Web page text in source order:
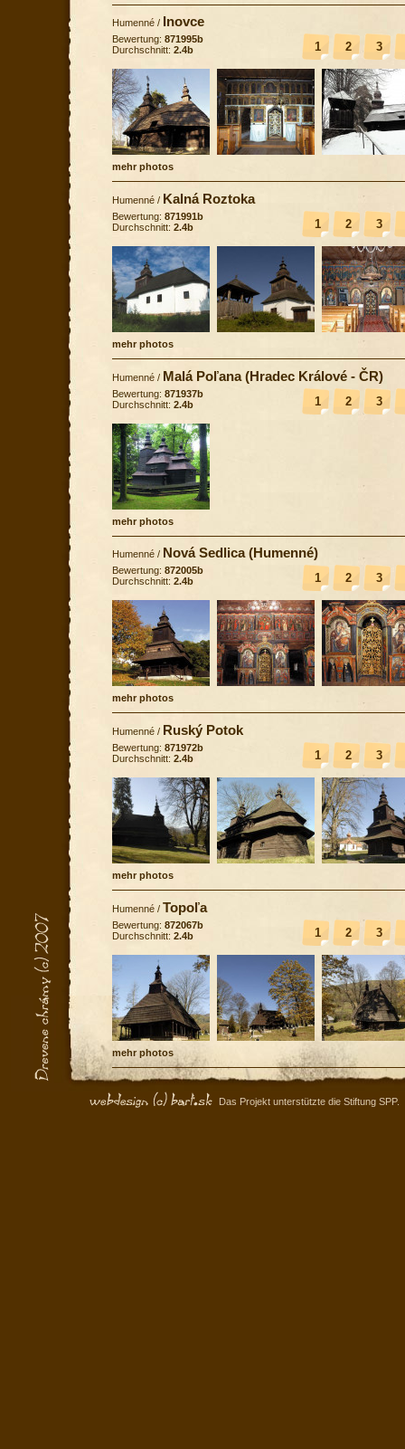
Humenné / Inovce
1 2 3
Bewertung: 871995b
Durchschnitt: 2.4b
mehr photos
Humenné / Kalná Roztoka
1 2 3
Bewertung: 871991b
Durchschnitt: 2.4b
mehr photos
Humenné / Malá Poľana (Hradec Králové - ČR)
1 2 3
Bewertung: 871937b
Durchschnitt: 2.4b
mehr photos
Humenné / Nová Sedlica (Humenné)
1 2 3
Bewertung: 872005b
Durchschnitt: 2.4b
mehr photos
Humenné / Ruský Potok
1 2 3
Bewertung: 871972b
Durchschnitt: 2.4b
mehr photos
Humenné / Topoľa
1 2 3
Bewertung: 872067b
Durchschnitt: 2.4b
mehr photos
Das Projekt unterstützte die Stiftung SPP.